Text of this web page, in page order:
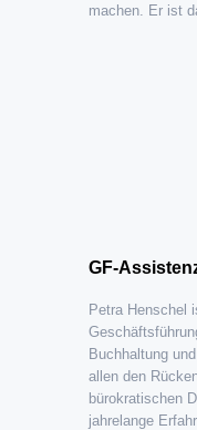
machen. Er ist
GF-
Petra Henschel
Buchhaltung
allen den
bürokratischen
jahrelange